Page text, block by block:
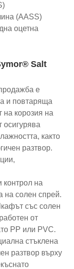
(AASS)
оцетна
Salt
е
и повтаряща
на корозия на
както
разтвор.
на
на солен спрей.
със солен
от
PP или PVC.
стъклена
разтвор върху